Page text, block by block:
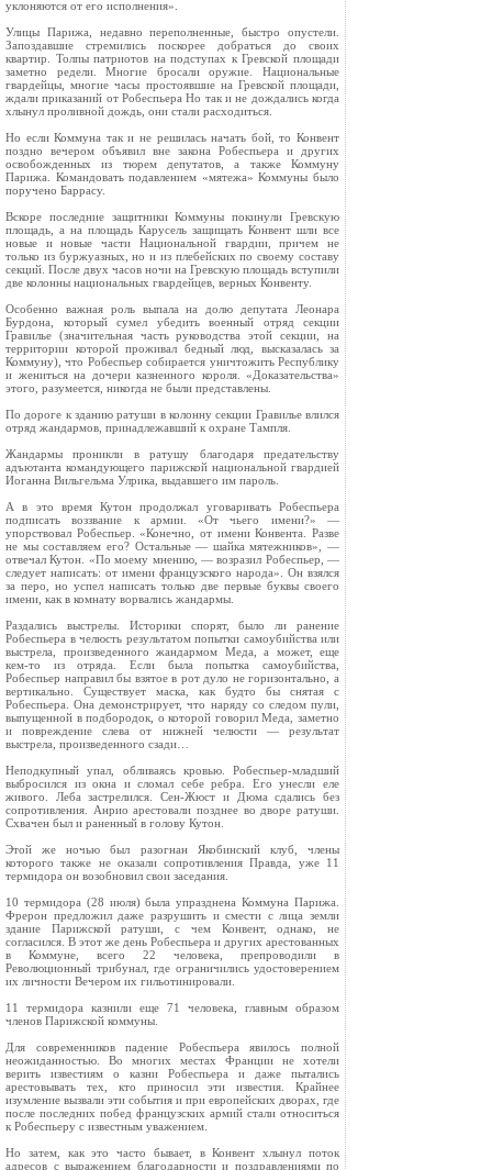
уклоняются от его исполнения».
Улицы Парижа, недавно переполненные, быстро опустели.
Запоздавшие стремились поскорее добраться до своих
квартир. Толпы патриотов на подступах к Гревской площади
заметно редели. Многие бросали оружие. Национальные
гвардейцы, многие часы простоявшие на Гревской площади,
ждали приказаний от Робеспьера Но так и не дождались когда
хлынул проливной дождь, они стали расходиться.
Но если Коммуна так и не решилась начать бой, то Конвент
поздно вечером объявил вне закона Робеспьера и других
освобожденных из тюрем депутатов, а также Коммуну
Парижа. Командовать подавлением «мятежа» Коммуны было
поручено Баррасу.
Вскоре последние защитники Коммуны покинули Гревскую
площадь, а на площадь Карусель защищать Конвент шли все
новые и новые части Национальной гвардии, причем не
только из буржуазных, но и из плебейских по своему составу
секций. После двух часов ночи на Гревскую площадь вступили
две колонны национальных гвардейцев, верных Конвенту.
Особенно важная роль выпала на долю депутата Леонара
Бурдона, который сумел убедить военный отряд секции
Гравилье (значительная часть руководства этой секции, на
территории которой проживал бедный люд, высказалась за
Коммуну), что Робеспьер собирается уничтожить Республику
и жениться на дочери казненного короля. «Доказательства»
этого, разумеется, никогда не были представлены.
По дороге к зданию ратуши в колонну секции Гравилье влился
отряд жандармов, принадлежавший к охране Тампля.
Жандармы проникли в ратушу благодаря предательству
адъютанта командующего парижской национальной гвардией
Иоганна Вильгельма Улрика, выдавшего им пароль.
А в это время Кутон продолжал уговаривать Робеспьера
подписать воззвание к армии. «От чьего имени?» —
упорствовал Робеспьер. «Конечно, от имени Конвента. Разве
не мы составляем его? Остальные — шайка мятежников», —
отвечал Кутон. «По моему мнению, — возразил Робеспьер, —
следует написать: от имени французского народа». Он взялся
за перо, но успел написать только две первые буквы своего
имени, как в комнату ворвались жандармы.
Раздались выстрелы. Историки спорят, было ли ранение
Робеспьера в челюсть результатом попытки самоубийства или
выстрела, произведенного жандармом Меда, а может, еще
кем‑то из отряда. Если была попытка самоубийства,
Робеспьер направил бы взятое в рот дуло не горизонтально, а
вертикально. Существует маска, как будто бы снятая с
Робеспьера. Она демонстрирует, что наряду со следом пули,
выпущенной в подбородок, о которой говорил Меда, заметно
и повреждение слева от нижней челюсти — результат
выстрела, произведенного сзади…
Неподкупный упал, обливаясь кровью. Робеспьер‑младший
выбросился из окна и сломал себе ребра. Его унесли еле
живого. Леба застрелился. Сен‑Жюст и Дюма сдались без
сопротивления. Анрио арестовали позднее во дворе ратуши.
Схвачен был и раненный в голову Кутон.
Этой же ночью был разогнан Якобинский клуб, члены
которого также не оказали сопротивления Правда, уже 11
термидора он возобновил свои заседания.
10 термидора (28 июля) была упразднена Коммуна Парижа.
Фрерон предложил даже разрушить и смести с лица земли
здание Парижской ратуши, с чем Конвент, однако, не
согласился. В этот же день Робеспьера и других арестованных
в Коммуне, всего 22 человека, препроводили в
Революционный трибунал, где ограничились удостоверением
их личности Вечером их гильотинировали.
11 термидора казнили еще 71 человека, главным образом
членов Парижской коммуны.
Для современников падение Робеспьера явилось полной
неожиданностью. Во многих местах Франции не хотели
верить известиям о казни Робеспьера и даже пытались
арестовывать тех, кто приносил эти известия. Крайнее
изумление вызвали эти события и при европейских дворах, где
после последних побед французских армий стали относиться
к Робеспьеру с известным уважением.
Но затем, как это часто бывает, в Конвент хлынул поток
адресов с выражением благодарности и поздравлениями по